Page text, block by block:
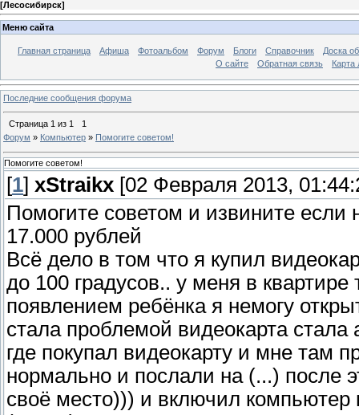
[Лесосибирск]
Меню сайта
Главная страница Афиша Фотоальбом Форум Блоги Справочник
Доска
О сайте
Обратная связь Карта
Последние сообщения форума
Страница 1 из 1
1
Форум » Компьютер » Помогите советом!
Помогите советом!
[1] xStraikx [02 Февраля 2013,
Помогите советом и извините
17.000 рублей
Всё дело в том что я купил
до 100 градусов.. у меня в
появлением ребёнка я немогу
стала проблемой видеокарта
где покупал видеокарту и мне там
нормально и послали на (...) после
своё место))) и включил